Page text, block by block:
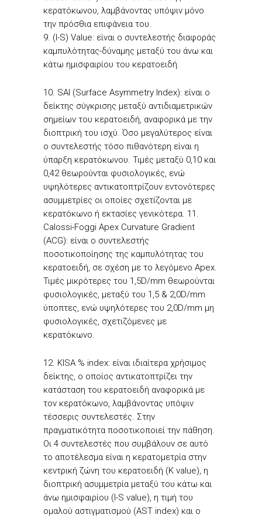
κερατόκωνου, λαμβάνοντας υπόψιν μόνο
την πρόσθια επιφάνεια του.
9. (I-S) Value: είναι ο συντελεστής διαφοράς
καμπυλότητας-δύναμης μεταξύ του άνω και
κάτω ημισφαιρίου του κερατοειδή.
10. SAI (Surface Asymmetry Index): είναι ο
δείκτης σύγκρισης μεταξύ αντιδιαμετρικών
σημείων του κερατοειδή, αναφορικά με την
διοπτρική του ισχύ. Όσο μεγαλύτερος είναι
ο συντελεστής τόσο πιθανότερη είναι η
ύπαρξη κερατόκωνου. Τιμές μεταξύ 0,10 και
0,42 θεωρούνται φυσιολογικές, ενώ
υψηλότερες αντικατοπτρίζουν εντονότερες
ασυμμετρίες οι οποίες σχετίζονται με
κερατόκωνο ή εκτασίες γενικότερα. 11.
Calossi-Foggi Apex Curvature Gradient
(ACG): είναι ο συντελεστής
ποσοτικοποίησης της καμπυλότητας του
κερατοειδή, σε σχέση με το λεγόμενο Apex.
Τιμές μικρότερες του 1,5D/mm θεωρούνται
φυσιολογικές, μεταξύ του 1,5 & 2,0D/mm
ύποπτες, ενώ υψηλότερες του 2,0D/mm μη
φυσιολογικές, σχετιζόμενες με
κερατόκωνο.
12. KISA % index: είναι ιδιαίτερα χρήσιμος
δείκτης, ο οποίος αντικατοπτρίζει την
κατάσταση του κερατοειδή αναφορικά με
τον κερατόκωνο, λαμβάνοντας υπόψιν
τέσσερις συντελεστές. Στην
πραγματικότητα ποσοτικοποιεί την πάθηση.
Οι 4 συντελεστές που συμβάλουν σε αυτό
το αποτέλεσμα είναι η κερατομετρία στην
κεντρική ζώνη του κερατοειδή (K value), η
διοπτρική ασυμμετρία μεταξύ του κάτω και
άνω ημισφαιρίου (I-S value), η τιμή του
ομαλού αστιγματισμού (AST index) και ο